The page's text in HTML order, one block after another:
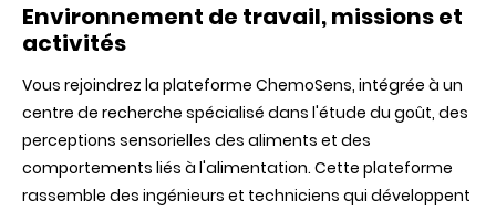
Environnement de travail, missions et
activités
Vous rejoindrez la plateforme ChemoSens, intégrée à un
centre de recherche spécialisé dans l'étude du goût, des
perceptions sensorielles des aliments et des
comportements liés à l'alimentation. Cette plateforme
rassemble des ingénieurs et techniciens qui développent